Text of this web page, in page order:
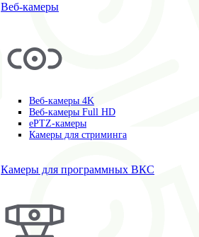
Веб-камеры
Веб-камеры 4K
Веб-камеры Full HD
ePTZ-камеры
Камеры для стриминга
Камеры для программных ВКС